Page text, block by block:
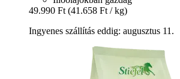
49.990 Ft (41.658 Ft / kg)
Ingyenes szállítás eddig: augusztus 11.